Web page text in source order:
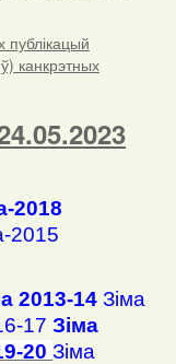
канкрэтных
2018
2015
2013-14 Зіма
17 Зіма
20 Зіма